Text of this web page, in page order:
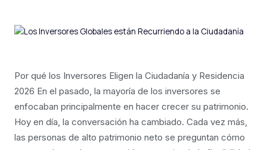
Por qué los Inversores Eligen la Ciudadanía y Residencia
2026 En el pasado, la mayoría de los inversores se
enfocaban principalmente en hacer crecer su patrimonio.
Hoy en día, la conversación ha cambiado. Cada vez más,
las personas de alto patrimonio neto se preguntan cómo